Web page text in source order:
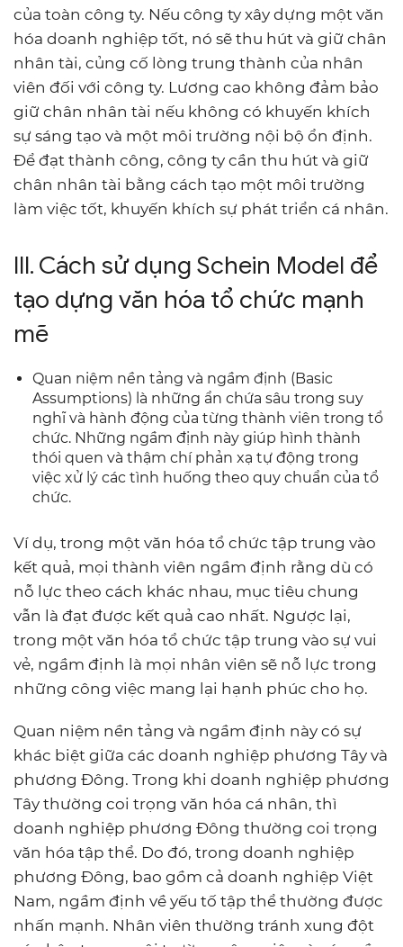
của toàn công ty. Nếu công ty xây dựng một văn
hóa doanh nghiệp tốt, nó sẽ thu hút và giữ chân
nhân tài, củng cố lòng trung thành của nhân
viên đối với công ty. Lương cao không đảm bảo
giữ chân nhân tài nếu không có khuyến khích
sự sáng tạo và một môi trường nội bộ ổn định.
Để đạt thành công, công ty cần thu hút và giữ
chân nhân tài bằng cách tạo một môi trường
làm việc tốt, khuyến khích sự phát triển cá nhân.
III. Cách sử dụng Schein Model để
tạo dựng văn hóa tổ chức mạnh
mẽ
Quan niệm nền tảng và ngầm định (Basic
Assumptions) là những ẩn chứa sâu trong suy
nghĩ và hành động của từng thành viên trong tổ
chức. Những ngầm định này giúp hình thành
thói quen và thậm chí phản xạ tự động trong
việc xử lý các tình huống theo quy chuẩn của tổ
chức.
Ví dụ, trong một văn hóa tổ chức tập trung vào
kết quả, mọi thành viên ngầm định rằng dù có
nỗ lực theo cách khác nhau, mục tiêu chung
vẫn là đạt được kết quả cao nhất. Ngược lại,
trong một văn hóa tổ chức tập trung vào sự vui
vẻ, ngầm định là mọi nhân viên sẽ nỗ lực trong
những công việc mang lại hạnh phúc cho họ.
Quan niệm nền tảng và ngầm định này có sự
khác biệt giữa các doanh nghiệp phương Tây và
phương Đông. Trong khi doanh nghiệp phương
Tây thường coi trọng văn hóa cá nhân, thì
doanh nghiệp phương Đông thường coi trọng
văn hóa tập thể. Do đó, trong doanh nghiệp
phương Đông, bao gồm cả doanh nghiệp Việt
Nam, ngầm định về yếu tố tập thể thường được
nhấn mạnh. Nhân viên thường tránh xung đột